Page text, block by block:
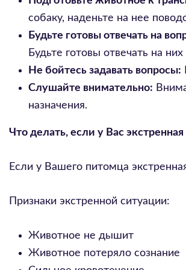
собаку, наденьте на нее
Будьте готовы отвечать на
Будьте готовы отвечать на
Не бойтесь задавать вопросы:
Слушайте внимательно:
назначения.
Что делать, если у Вас
Если у Вашего питомца
Признаки экстренной ситуации:
Животное не дышит
Животное потеряло сознание